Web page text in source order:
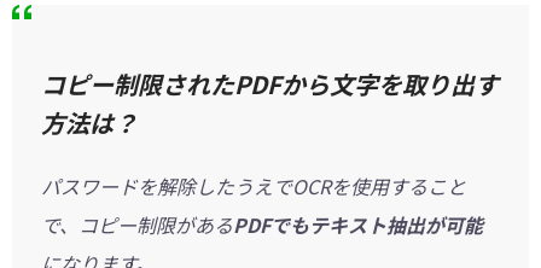
コピー制限されたPDFから文字を取り出す
方法は？
パスワードを解除したうえでOCRを使用すること
で、コピー制限があるPDFでもテキスト抽出が可能